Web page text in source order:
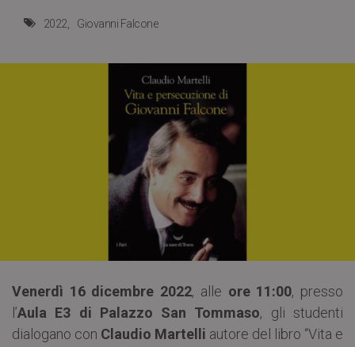
2022 Giovanni Falcone
Venerdì 16 dicembre 2022, alle ore 11:00, presso
l’Aula E3 di Palazzo San Tommaso, gli studenti
dialogano con Claudio Martelli autore del libro “Vita e